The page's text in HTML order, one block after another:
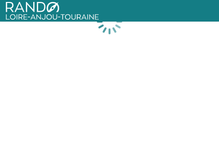
Rando Loire-Anjou-Touraine
Chargement